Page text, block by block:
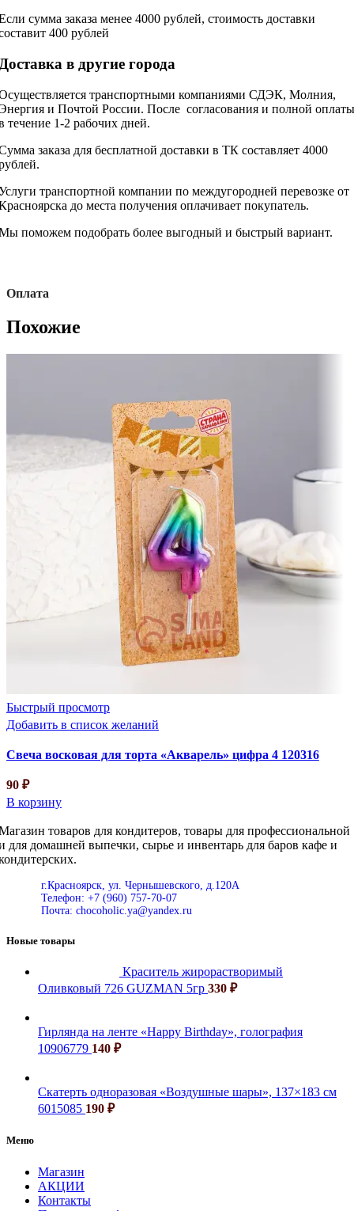
сумма заказа менее 4000 рублей, стоимость доставки
400 рублей
в другие города
транспортными компаниями СДЭК, Молния,
и Почтой России. После согласования и полной оплаты
течение 1-2 рабочих дней.
заказа для бесплатной доставки в ТК составляет 4000
транспортной компании по междугородней перевозке от
до места получения оплачивает покупатель.
поможем подобрать более выгодный и быстрый вариант.
Оплата
Похожие
Быстрый просмотр
Добавить в список желаний
Свеча восковая для торта «Акварель» цифра 4 120316
90 ₽
В корзину
товаров для кондитеров, товары для профессиональной
для домашней выпечки, сырье и инвентарь для баров кафе и
г.Красноярск, ул. Чернышевского, д.120А
Телефон: +7 (960) 757-70-07
Почта: chocoholic.ya@yandex.ru
Новые товары
Краситель жирорастворимый
Оливковый 726 GUZMAN 5гр 330 ₽
Гирлянда на ленте «Happy Birthday», голография
10906779 140 ₽
Скатерть одноразовая «Воздушные шары», 137×183 см
6015085 190 ₽
Меню
Магазин
АКЦИИ
Контакты